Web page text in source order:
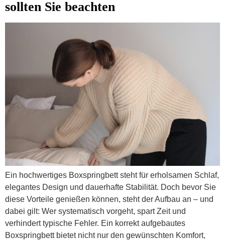
sollten Sie beachten
Ein hochwertiges Boxspringbett steht für erholsamen Schlaf,
elegantes Design und dauerhafte Stabilität. Doch bevor Sie
diese Vorteile genießen können, steht der Aufbau an – und
dabei gilt: Wer systematisch vorgeht, spart Zeit und
verhindert typische Fehler. Ein korrekt aufgebautes
Boxspringbett bietet nicht nur den gewünschten Komfort,